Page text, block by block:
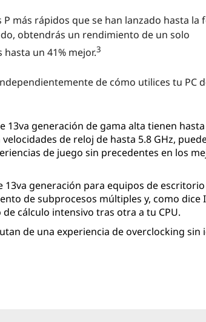
más rápidos que se han lanzado hasta la
obtendrás un rendimiento de un solo
un 41% mejor.3
de cómo utilices tu PC
13va generación de gama alta tienen
de reloj de hasta 5.8 GHz,
de juego sin precedentes en los
13va generación para equipos de
de subprocesos múltiples y, como dice
cálculo intensivo tras otra a tu CPU.
de una experiencia de overclocking sin